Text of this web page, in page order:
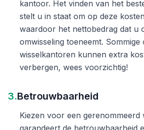
kantoor. Het vinden van het
stelt u in staat om op deze
waardoor het nettobedrag dat u
omwisseling toeneemt.
wisselkantoren kunnen extra
verbergen, wees voorzichtig!
3.Betrouwbaarheid
Kiezen voor een gerenommeerd
garandeert de betrouwbaarheid